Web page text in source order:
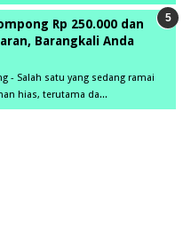
Rp 250.000 dan
Barangkali Anda
- Salah satu yang sedang ramai
hias, terutama da...